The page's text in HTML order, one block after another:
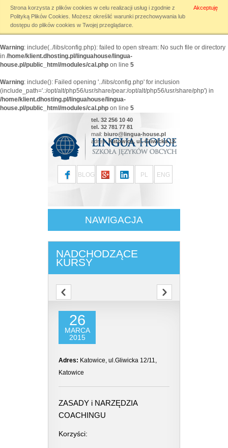
Warning: include(../libs/config.php): failed to open stream: No such file or directory
/home/klient.dhosting.pl/linguahouse/lingua-
house.pl/public_html/modules/cal.php
on line
Warning: include(../libs/config.php): failed to open stream: No such file or directory
in /home/klient.dhosting.pl/linguahouse/lingua-
house.pl/public_html/modules/cal.php on line 5
Warning: include(): Failed opening '../libs/config.php' for inclusion
(include_path='.:/opt/alt/php56/usr/share/pear:/opt/alt/php56/usr/share/php') in
/home/klient.dhosting.pl/linguahouse/lingua-
house.pl/public_html/modules/cal.php on line 5
tel. 32 256 10 40
tel. 32 781 77 81
mail: biuro@lingua-house.pl
adres:Katowice, ul. Gliwicka 12
ENG
PL
BLOG
NAWIGACJA
NADCHODZĄCE
KURSY
26
MARCA
2015
Adres: Katowice, ul.Gliwicka 12/11,
Katowice
ZASADY i NARZĘDZIA
COACHINGU
Korzyści:
Akceptuję
Strona korzysta z plików cookies w celu realizacji usług i zgodnie z
Polityką Plików Cookies . Możesz określić warunki przechowywania lub
dostępu do plików cookies w Twojej przeglądarce.